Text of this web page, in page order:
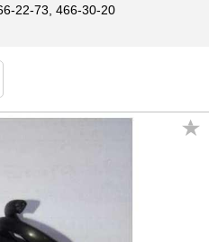
22-73, 466-30-20